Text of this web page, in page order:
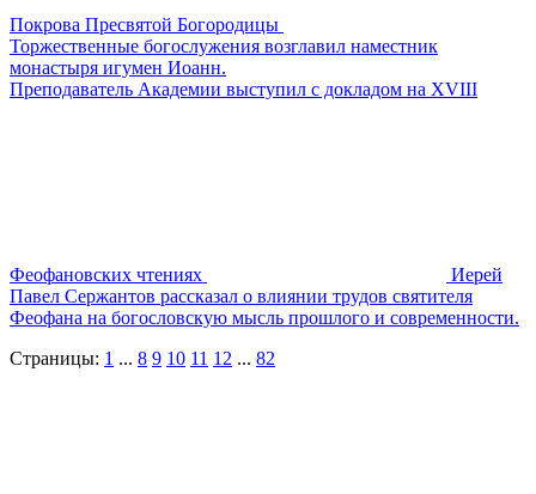
Покрова Пресвятой Богородицы
Торжественные богослужения возглавил наместник
монастыря игумен Иоанн.
Преподаватель Академии выступил с докладом на XVIII
Феофановских чтениях
Иерей
Павел Сержантов рассказал о влиянии трудов святителя
Феофана на богословскую мысль прошлого и современности.
Страницы: 1 ... 8 9 10 11 12 ... 82